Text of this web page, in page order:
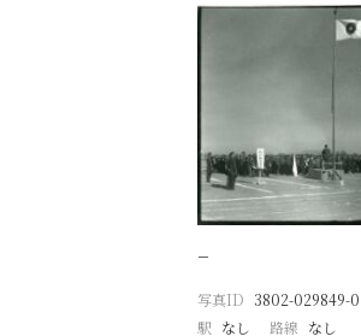
−
写真ID 3802-029849-0
駅 なし 路線 なし